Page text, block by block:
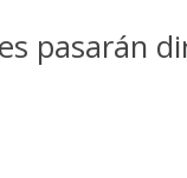
pasarán